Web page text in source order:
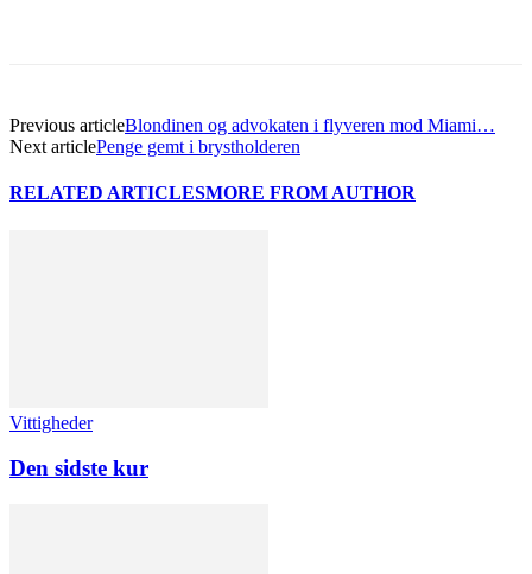
Previous articleBlondinen og advokaten i flyveren mod Miami…
Next articlePenge gemt i brystholderen
RELATED ARTICLESMORE FROM AUTHOR
Vittigheder
Den sidste kur